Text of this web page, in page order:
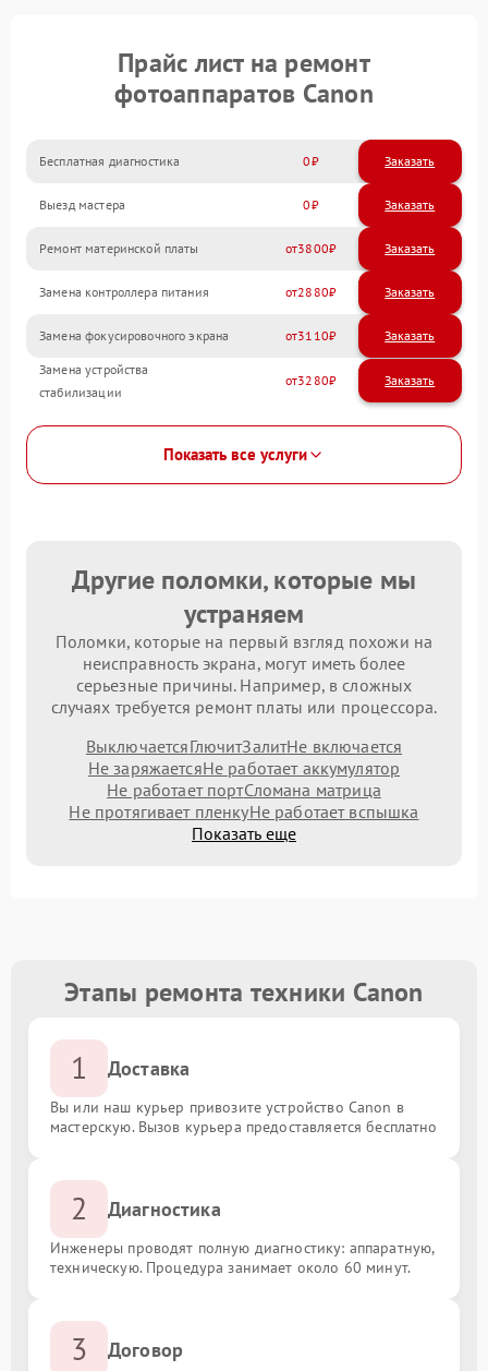
Прайс лист на ремонт
фотоаппаратов Canon
Бесплатная диагностика 0 Заказать
Выезд мастера 0 Заказать
Ремонт материнской платы 3800
Замена контроллера питания 2880
Замена фокусировочного экрана 3110
Замена устройства
стабилизации
3280
Показать все услуги
Другие поломки, которые мы
устраняем
Поломки, которые на первый взгляд похожи на
неисправность экрана, могут иметь более
серьезные причины. Например, в сложных
случаях требуется ремонт платы или процессора.
ВыключаетсяГлючитЗалитНе включается
Не заряжаетсяНе работает аккумулятор
Не работает портСломана матрица
Не протягивает пленкуНе работает вспышка
Показать еще
Этапы ремонта техники Canon
1 Доставка
Вы или наш курьер привозите устройство Canon в
мастерскую. Вызов курьера предоставляется бесплатно
2 Диагностика
Инженеры проводят полную диагностику: аппаратную,
техническую. Процедура занимает около 60 минут.
3 Договор